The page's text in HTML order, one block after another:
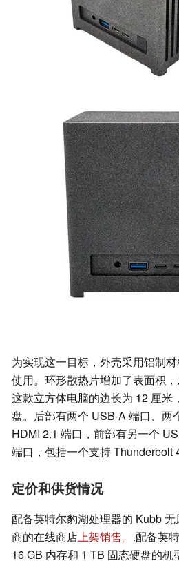
为实现这一目标，外壳采用铝制
使用。环形散热片增加了表面积，
这款立方体电脑的边长为 12 厘米
盘。后部有两个 USB-A 端口、两
HDMI 2.1 端口，前部有另一个
端口，包括一个支持 Thunderbolt
定价和供货情况
配备英特尔豹湖处理器的 Kubb
商的在线商店上架销售。 .配备英
16 GB 内存和 1 TB 固态硬盘的机